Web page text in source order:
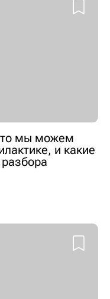
мы можем
и какие